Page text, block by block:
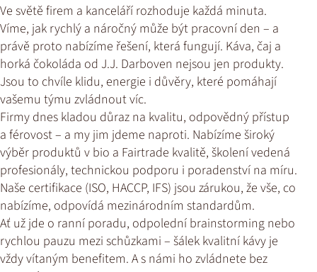
Ve světě firem a kanceláří rozhoduje každá minuta.
Víme, jak rychlý a náročný může být pracovní den – a
právě proto nabízíme řešení, která fungují. Káva, čaj a
horká čokoláda od J.J. Darboven nejsou jen produkty.
Jsou to chvíle klidu, energie i důvěry, které pomáhají
vašemu týmu zvládnout víc.
Firmy dnes kladou důraz na kvalitu, odpovědný přístup
a férovost – a my jim jdeme naproti. Nabízíme široký
výběr produktů v bio a Fairtrade kvalitě, školení vedená
profesionály, technickou podporu i poradenství na míru.
Naše certifikace (ISO, HACCP, IFS) jsou zárukou, že vše, co
nabízíme, odpovídá mezinárodním standardům.
Ať už jde o ranní poradu, odpolední brainstorming nebo
rychlou pauzu mezi schůzkami – šálek kvalitní kávy je
vždy vítaným benefitem. A s námi ho zvládnete bez